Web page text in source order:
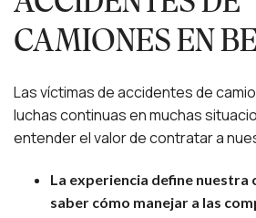
CAMIONES EN
Las víctimas de accidentes de
luchas continuas en muchas
entender el valor de contratar a
La experiencia define nuestra
saber cómo manejar a las